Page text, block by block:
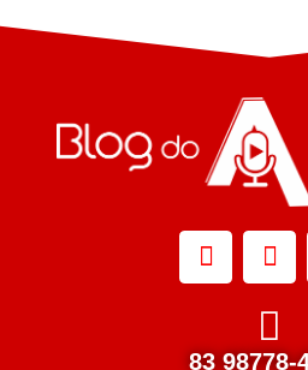
83 98778-